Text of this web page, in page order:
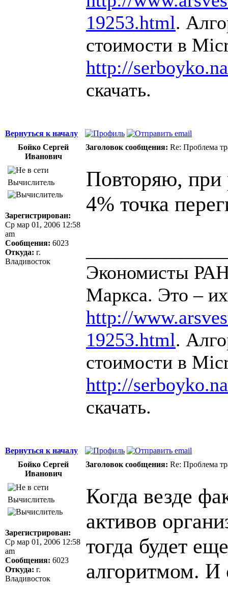
19253.html.
стоимости в
http://
скачать.
Вернуться к началу
Бойко Сергей
Иванович
Заголовок сообщения: Re: Проблема
Вычислитель
Зарегистрирован:
Ср мар 01, 2006 12:58
am
Сообщения: 6023
Откуда: г.
Владивосток
Повторяю, при
4% точка
Экономисты
Маркса. Это –
http://
19253.html.
стоимости в
http://
скачать.
Вернуться к началу
Бойко Сергей
Иванович
Заголовок сообщения: Re: Проблема
Вычислитель
Зарегистрирован:
Ср мар 01, 2006 12:58
am
Сообщения: 6023
Откуда: г.
Владивосток
Когда везде
активов
тогда будет
алгоритмом. И